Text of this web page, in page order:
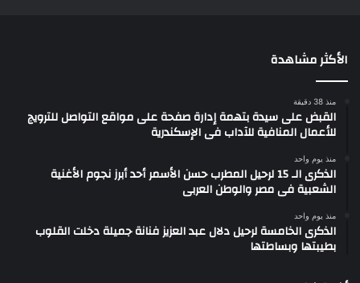
الأكثر مشاهدة
منذ 38 دقيقة
القبض على سيدة بتهمة إدارة صفحة على مواقع التواصل للترويج
للأعمال المنافية للآداب فى الإسكندرية
منذ يوم واحد
الذكرى الـ 15 لرحيل المطرب حسن الأسمر أحد أبرز نجوم الأغنية
الشعبية فى مصر والوطن العربى
منذ يوم واحد
الذكرى الخامسة لرحيل دلال عبد العزيز فنانة جميلة دخلت القلوب
بطيبتها وبساطتها